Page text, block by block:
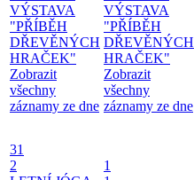
VÝSTAVA
"PŘÍBĚH
DŘEVĚNÝCH
HRAČEK"
Zobrazit
všechny
záznamy ze dne
VÝSTAVA
"PŘÍBĚH
DŘEVĚNÝCH
HRAČEK"
Zobrazit
všechny
záznamy ze dne
31
2
1